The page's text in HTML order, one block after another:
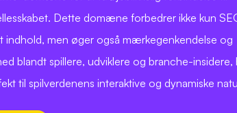
Dette domæne forbedrer ikke kun
indhold, men øger også mærkegenkendelse og
blandt spillere, udviklere og branche-insidere,
til spilverdenens interaktive og dynamiske